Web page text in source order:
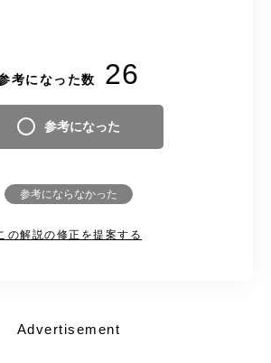
考になった数 26
参考になった
参考にならなかった
の解説の修正を提案する
Advertisement